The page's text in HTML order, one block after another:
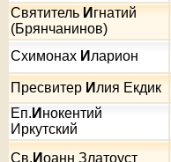
СвятительИгнатий
(Брянчанинов)
Схимонах И ларион
Пресвитер И лия Екдик
Еп. И нокентий
Иркутский
Св. Иоанн Златоуст